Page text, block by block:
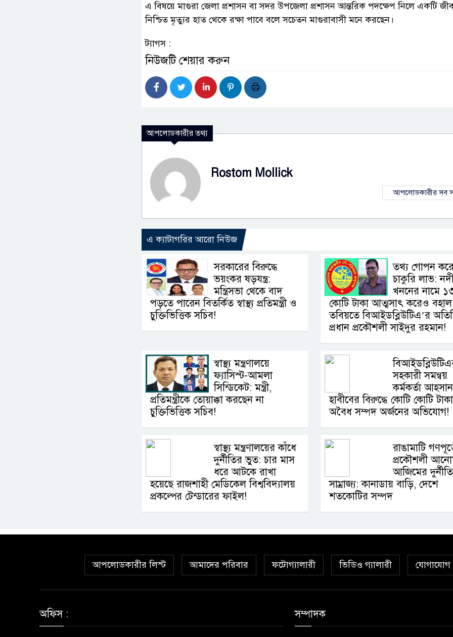
এ বিষয়ে মাগুরা জেলা প্রশাসন বা সদর উপজেলা প্রশাসন আন্তরিক পদক্ষেপ নিলে একটি
নিশ্চিত মৃত্যুর হাত থেকে রক্ষা পাবে বলে সচেতন মাগুরাবাসী মনে করছেন।
ট্যাগস :
নিউজটি শেয়ার করুন
আপলোডকারীর তথ্য
Rostom Mollick
আপলোডকারীর সব
এ ক্যাটাগরির আরো নিউজ
সরকারের বিরুদ্ধে
ভয়ংকর ষড়যন্ত্র:
মন্ত্রিসভা থেকে বাদ
পড়তে পারেন বিতর্কিত স্বাস্থ্য প্রতিমন্ত্রী ও
চুক্তিভিত্তিক সচিব!
তথ্য গোপন
চাকুরি লাভ:
খননের নামে
কোটি টাকা আত্মসাৎ করেও বহাল
তবিয়তে বিআইডব্লিউটিএ’র
প্রধান প্রকৌশলী সাইদুর রহমান!
স্বাস্থ্য মন্ত্রণালয়ে
ফ্যাসিস্ট-আমলা
সিন্ডিকেট: মন্ত্রী,
প্রতিমন্ত্রীকে তোয়াক্কা করছেন না
চুক্তিভিত্তিক সচিব!
সহকারী সমন্বয়
কর্মকর্তা আহসান
হাবীবের বিরুদ্ধে কোটি কোটি
অবৈধ সম্পদ অর্জনের অভিযোগ!
স্বাস্থ্য মন্ত্রণালয়ের কাঁধে
দুর্নীতির ভুত: চার মাস
ধরে আটকে রাখা
হয়েছে রাজশাহী মেডিকেল বিশ্ববিদ্যালয়
প্রকল্পের টেন্ডারের ফাইল!
রাঙামাটি
প্রকৌশলী
আজিমের
সাম্রাজ্য: কানাডায় বাড়ি, দেশে
শতকোটির সম্পদ
আপলোডকারীর লিস্ট আমাদের পরিবার ফটোগ্যালারী ভিডিও গ্যালারী যোগাযোগ
অফিস : সম্পাদক